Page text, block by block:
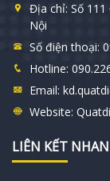
Địa chỉ: Số
Nội
Số điện thoại:
Hotline:
Email:
Website:
LIÊN KẾT